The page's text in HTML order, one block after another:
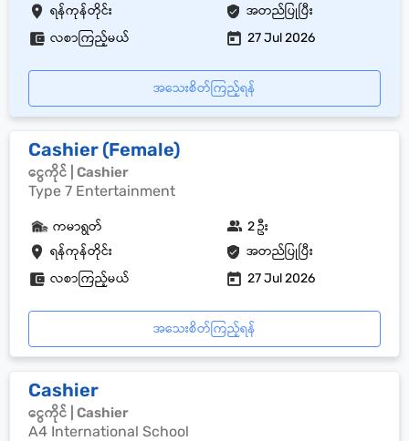
ရန်ကုန်တိုင်း အတည်ပြုပြီး
လစာကြည့်မယ် 27 Jul 2026
အသေးစိတ်ကြည့်ရန်
Cashier (Female)
ငွေကိုင် | Cashier
Type 7 Entertainment
ရန်ကုန်တိုင်း အတည်ပြုပြီး
ကမာရွတ် 2 ဦး
လစာကြည့်မယ် 27 Jul 2026
အသေးစိတ်ကြည့်ရန်
Cashier
ငွေကိုင် | Cashier
A4 International School